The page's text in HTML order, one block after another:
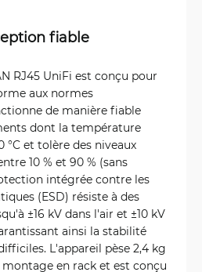
fiable
RJ45 UniFi est conçu pour
aux normes
de manière fiable
dont la température
°C et tolère des niveaux
10 % et 90 % (sans
intégrée contre les
(ESD) résiste à des
±16 kV dans l'air et ±10 kV
ainsi la stabilité
L'appareil pèse 2,4 kg
en rack et est conçu